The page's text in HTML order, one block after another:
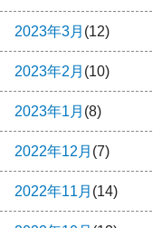
2023年3月 (12)
2023年2月 (10)
2023年1月 (8)
2022年12月 (7)
2022年11月 (14)